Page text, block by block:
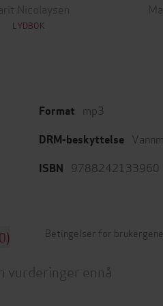
Nicolaysen
LYDBOK
Format mp3
DRM-beskyttelse
ISBN 9788242133960
Betingelser for
vurderinger ennå